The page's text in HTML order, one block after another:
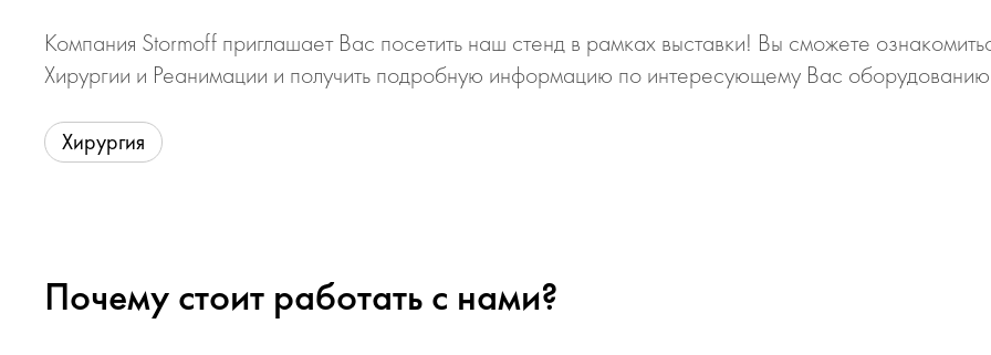
Компания Stormoff приглашает Вас посетить наш стенд в рамках выставки! Вы сможете
Хирургии и Реанимации и получить подробную информацию по интересующему Вас
Хирургия
Почему стоит работать с нами?